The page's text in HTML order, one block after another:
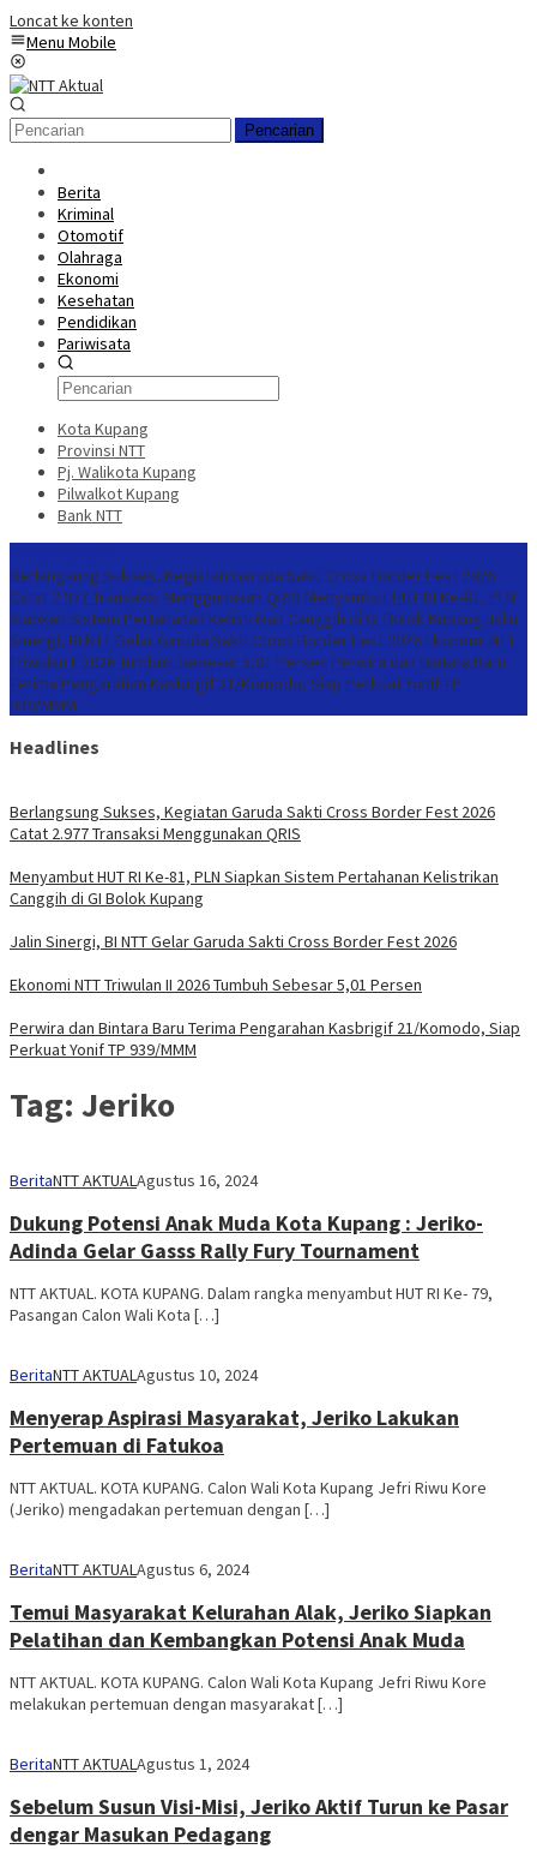
Loncat ke konten
Menu Mobile
Pencarian
Berita
Kriminal
Otomotif
Olahraga
Ekonomi
Kesehatan
Pendidikan
Pariwisata
Kota Kupang
Provinsi NTT
Pj. Walikota Kupang
Pilwalkot Kupang
Bank NTT
Berlangsung Sukses, Kegiatan Garuda Sakti Cross Border Fest 2026
Catat 2.977 Transaksi Menggunakan QRIS Menyambut HUT RI Ke-81, PLN
Siapkan Sistem Pertahanan Kelistrikan Canggih di GI Bolok Kupang Jalin
Sinergi, BI NTT Gelar Garuda Sakti Cross Border Fest 2026 Ekonomi NTT
Triwulan II 2026 Tumbuh Sebesar 5,01 Persen Perwira dan Bintara Baru
Terima Pengarahan Kasbrigif 21/Komodo, Siap Perkuat Yonif TP
939/MMM
Headlines
Berlangsung Sukses, Kegiatan Garuda Sakti Cross Border Fest 2026
Catat 2.977 Transaksi Menggunakan QRIS
Menyambut HUT RI Ke-81, PLN Siapkan Sistem Pertahanan Kelistrikan
Canggih di GI Bolok Kupang
Jalin Sinergi, BI NTT Gelar Garuda Sakti Cross Border Fest 2026
Ekonomi NTT Triwulan II 2026 Tumbuh Sebesar 5,01 Persen
Perwira dan Bintara Baru Terima Pengarahan Kasbrigif 21/Komodo, Siap
Perkuat Yonif TP 939/MMM
Tag: Jeriko
BeritaNTT AKTUALAgustus 16, 2024
Dukung Potensi Anak Muda Kota Kupang : Jeriko-
Adinda Gelar Gasss Rally Fury Tournament
NTT AKTUAL. KOTA KUPANG. Dalam rangka menyambut HUT RI Ke- 79,
Pasangan Calon Wali Kota […]
BeritaNTT AKTUALAgustus 10, 2024
Menyerap Aspirasi Masyarakat, Jeriko Lakukan
Pertemuan di Fatukoa
NTT AKTUAL. KOTA KUPANG. Calon Wali Kota Kupang Jefri Riwu Kore
(Jeriko) mengadakan pertemuan dengan […]
BeritaNTT AKTUALAgustus 6, 2024
Temui Masyarakat Kelurahan Alak, Jeriko Siapkan
Pelatihan dan Kembangkan Potensi Anak Muda
NTT AKTUAL. KOTA KUPANG. Calon Wali Kota Kupang Jefri Riwu Kore
melakukan pertemuan dengan masyarakat […]
BeritaNTT AKTUALAgustus 1, 2024
Sebelum Susun Visi-Misi, Jeriko Aktif Turun ke Pasar
dengar Masukan Pedagang